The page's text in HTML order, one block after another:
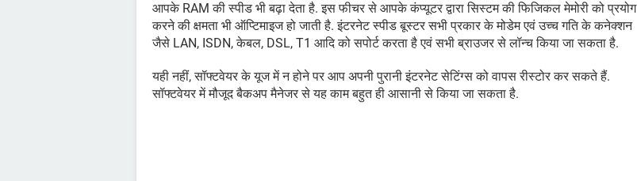
आपके RAM की स्पीड भी बढ़ा देता है. इस फीचर से आपके कंप्यूटर द्वारा सिस्टम की फिजिकल मेमोरी को प्रयोग
करने की क्षमता भी ऑप्टिमाइज हो जाती है. इंटरनेट स्पीड बूस्टर सभी प्रकार के मोडेम एवं उच्च गति के कनेक्शन
जैसे LAN, ISDN, केबल, DSL, T1 आदि को सपोर्ट करता है एवं सभी ब्राउजर से लॉन्च किया जा सकता है.
यही नहीं, सॉफ्टवेयर के यूज में न होने पर आप अपनी पुरानी इंटरनेट सेटिंग्स को वापस रीस्टोर कर सकते हैं.
सॉफ्टवेयर में मौजूद बैकअप मैनेजर से यह काम बहुत ही आसानी से किया जा सकता है.